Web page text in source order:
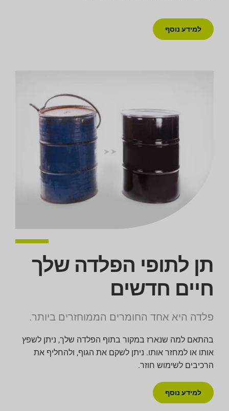
למידע נוסף
תן לתופי הפלדה שלך
חיים חדשים
פלדה היא אחד החומרים הממוחזרים ביותר.
בהתאם למה שנארז במקור בתוף הפלדה שלך, ניתן לשפץ
אותו או למחזר אותו. ניתן לשקם את הגוף, ולהחליף את
הרכיבים לשימוש חוזר.
למידע נוסף